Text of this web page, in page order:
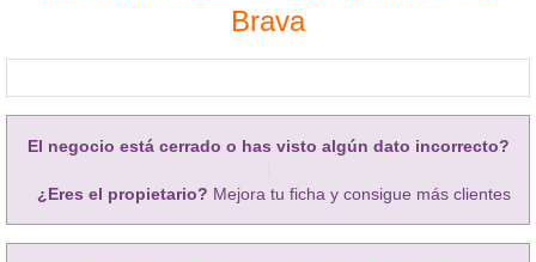
Brava
El negocio está cerrado o has visto algún dato incorrecto?
¿Eres el propietario? Mejora tu ficha y consigue más clientes